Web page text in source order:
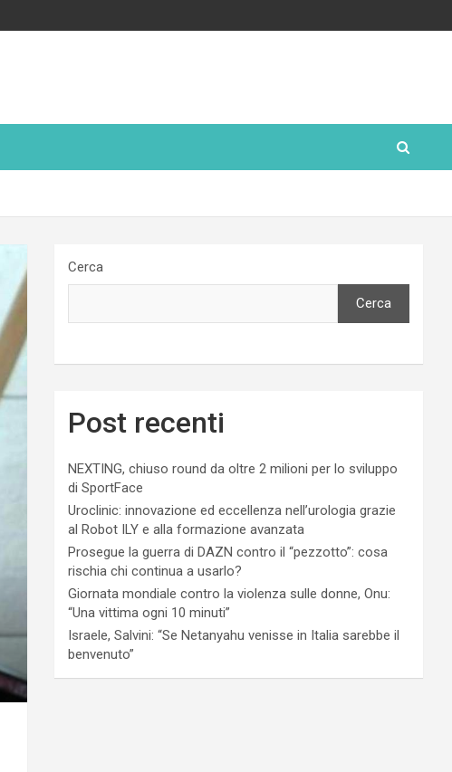
Cerca
Cerca
Post recenti
NEXTING, chiuso round da oltre 2 milioni per lo sviluppo
di SportFace
Uroclinic: innovazione ed eccellenza nell’urologia grazie
al Robot ILY e alla formazione avanzata
Prosegue la guerra di DAZN contro il “pezzotto”: cosa
rischia chi continua a usarlo?
Giornata mondiale contro la violenza sulle donne, Onu:
“Una vittima ogni 10 minuti”
Israele, Salvini: “Se Netanyahu venisse in Italia sarebbe il
benvenuto”